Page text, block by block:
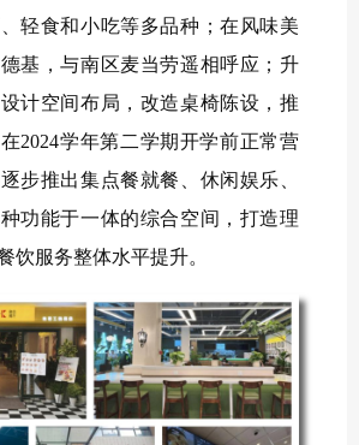
轻食和小吃等多品种；在风味美
基，与南区麦当劳遥相呼应；升
计空间布局，改造桌椅陈设，推
2024学年第二学期开学前正常营
步推出集点餐就餐、休闲娱乐、
功能于一体的综合空间，打造理
饮服务整体水平提升。